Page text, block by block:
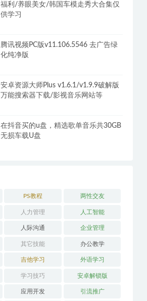
福利/养眼美女/韩国车模走秀大合集仅
供学习
腾讯视频PC版v11.106.5546 去广告绿
化纯净版
安卓资源大师Plus v1.6.1/v1.9.9破解版
万能搜索器下载/影视音乐网站等
在抖音买的u盘，精选歌单音乐共30GB
无损车载U盘
PS教程 两性交友
人力管理 人工智能
人际沟通 企业管理
其它技能 办公教学
吉他学习 外语学习
学习技巧 安卓解锁版
应用开发 引流推广